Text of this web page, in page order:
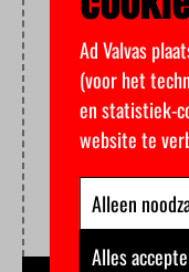
Ad Valvas
(voor het
en statistiek-
website te
Alleen
Alles